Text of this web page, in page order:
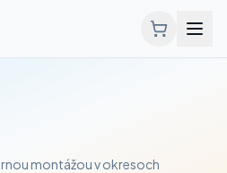
montážou v okresoch